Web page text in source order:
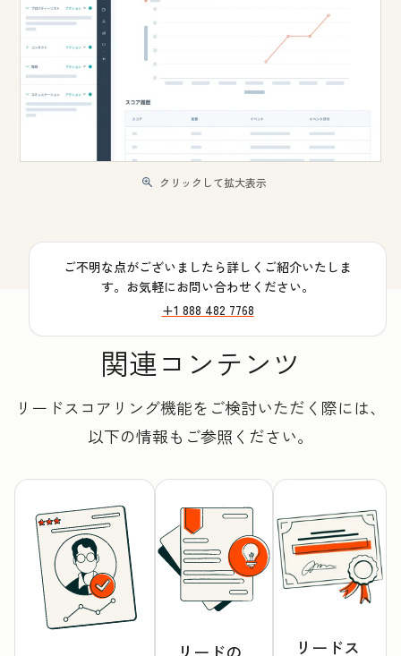
クリックして拡大表示
ご不明な点がございましたら詳しくご紹介いたしま
す。お気軽にお問い合わせください。
+1 888 482 7768
関連コンテンツ
リードスコアリング機能をご検討いただく際には、
以下の情報もご参照ください。
リードの
リードス